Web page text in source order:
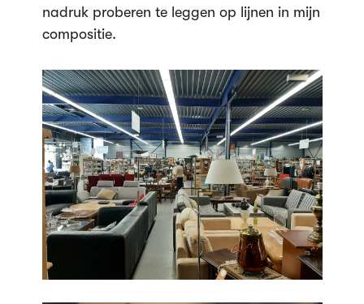
nadruk proberen te leggen op lijnen in mijn
compositie.